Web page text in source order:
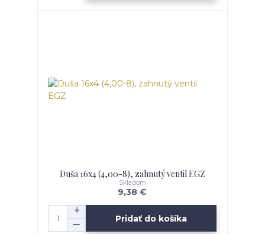
Duša 16x4 (4,00-8), zahnutý ventil EGZ
9,38 €
Skladom
Pridať do košíka